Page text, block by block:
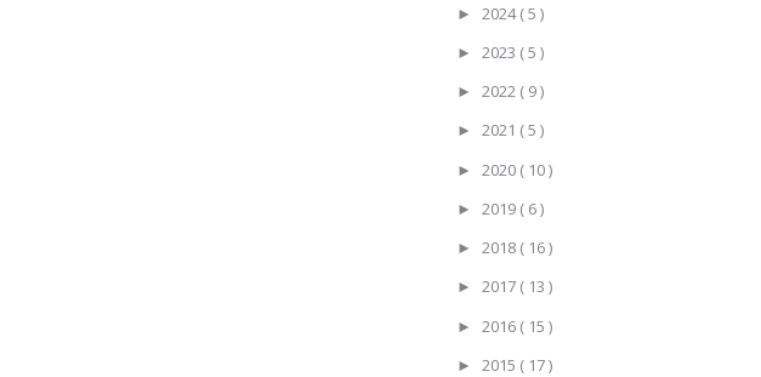
► 2024( 5 )
► 2023 ( 5 )
► 2022 ( 9 )
► 2021 ( 5 )
► 2020 ( 10 )
► 2019 ( 6 )
► 2018 ( 16 )
► 2017 ( 13 )
► 2016 ( 15 )
► 2015 ( 17 )